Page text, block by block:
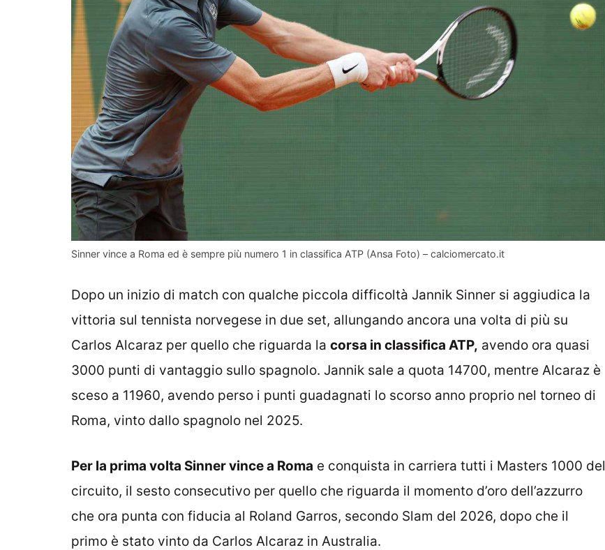
Sinner vince a Roma ed è sempre più numero 1 in classifica ATP (Ansa Foto) – calciomercato.it
Dopo un inizio di match con qualche piccola difficoltà Jannik Sinner si aggiudica la
vittoria sul tennista norvegese in due set, allungando ancora una volta di più su
Carlos Alcaraz per quello che riguarda la corsa in classifica ATP, avendo ora quasi
3000 punti di vantaggio sullo spagnolo. Jannik sale a quota 14700, mentre Alcaraz è
sceso a 11960, avendo perso i punti guadagnati lo scorso anno proprio nel torneo di
Roma, vinto dallo spagnolo nel 2025.
Per la prima volta Sinner vince a Roma e conquista in carriera tutti i Masters 1000 del
circuito, il sesto consecutivo per quello che riguarda il momento d’oro dell’azzurro
che ora punta con fiducia al Roland Garros, secondo Slam del 2026, dopo che il
primo è stato vinto da Carlos Alcaraz in Australia.